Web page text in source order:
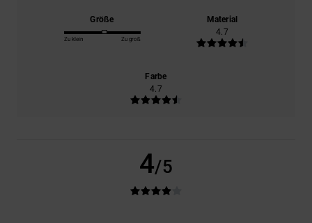
Größe
Zu klein Zu groß
Material
4.7
Farbe
4.7
4/5